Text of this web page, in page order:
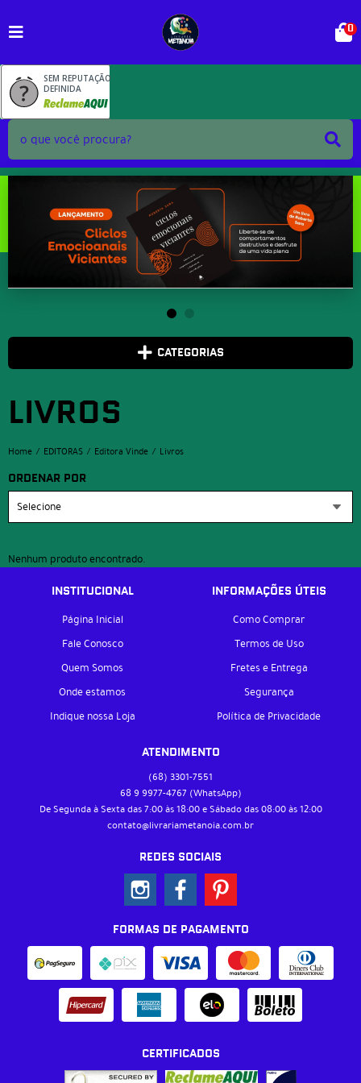
SEM REPUTAÇÃO
DEFINIDA
0
CATEGORIAS
LIVROS
Home EDITORAS Editora Vinde Livros
ORDENAR POR
Selecione
Nenhum produto encontrado.
INSTITUCIONAL
Página Inicial
Fale Conosco
Quem Somos
Onde estamos
Indique nossa Loja
INFORMAÇÕES ÚTEIS
Como Comprar
Termos de Uso
Fretes e Entrega
Segurança
Política de Privacidade
ATENDIMENTO
(68) 3301-7551
68 9 9977-4767 (WhatsApp)
De Segunda à Sexta das 7:00 às 18:00 e Sábado das 08:00 às 12:00
contato@livrariametanoia.com.br
REDES SOCIAIS
FORMAS DE PAGAMENTO
CERTIFICADOS